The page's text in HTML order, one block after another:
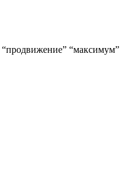
“продвижение” “максимум”